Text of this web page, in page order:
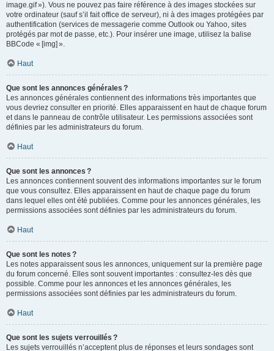
image.gif »). Vous ne pouvez pas faire référence à des images stockées sur
votre ordinateur (sauf s’il fait office de serveur), ni à des images protégées par
authentification (services de messagerie comme Outlook ou Yahoo, sites
protégés par mot de passe, etc.). Pour insérer une image, utilisez la balise
BBCode « [img] ».
Haut
Que sont les annonces générales ?
Les annonces générales contiennent des informations très importantes que
vous devriez consulter en priorité. Elles apparaissent en haut de chaque forum
et dans le panneau de contrôle utilisateur. Les permissions associées sont
définies par les administrateurs du forum.
Haut
Que sont les annonces ?
Les annonces contiennent souvent des informations importantes sur le forum
que vous consultez. Elles apparaissent en haut de chaque page du forum
dans lequel elles ont été publiées. Comme pour les annonces générales, les
permissions associées sont définies par les administrateurs du forum.
Haut
Que sont les notes ?
Les notes apparaissent sous les annonces, uniquement sur la première page
du forum concerné. Elles sont souvent importantes : consultez-les dès que
possible. Comme pour les annonces et les annonces générales, les
permissions associées sont définies par les administrateurs du forum.
Haut
Que sont les sujets verrouillés ?
Les sujets verrouillés n’acceptent plus de réponses et leurs sondages sont